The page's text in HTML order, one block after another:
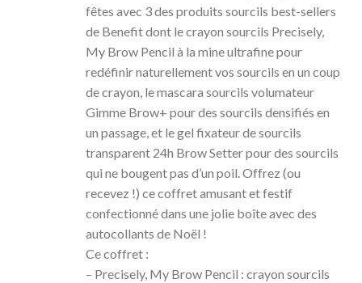
fêtes avec 3 des produits sourcils best-sellers
de Benefit dont le crayon sourcils Precisely,
My Brow Pencil à la mine ultrafine pour
redéfinir naturellement vos sourcils en un coup
de crayon, le mascara sourcils volumateur
Gimme Brow+ pour des sourcils densifiés en
un passage, et le gel fixateur de sourcils
transparent 24h Brow Setter pour des sourcils
qui ne bougent pas d’un poil. Offrez (ou
recevez !) ce coffret amusant et festif
confectionné dans une jolie boîte avec des
autocollants de Noël !
Ce coffret :
– Precisely, My Brow Pencil : crayon sourcils